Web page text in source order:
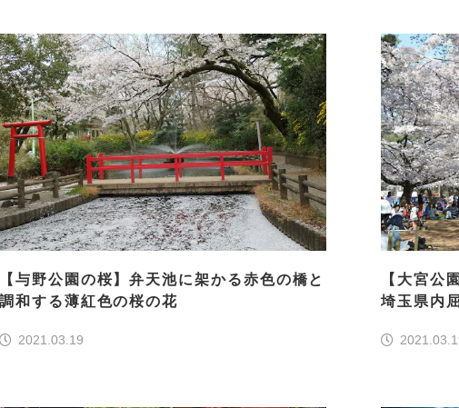
【与野公園の桜】弁天池に架かる赤色の橋と
調和する薄紅色の桜の花
2021.03.19
【大宮公
埼玉県内